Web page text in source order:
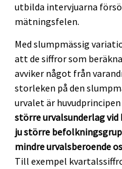
utbilda intervjuarna
mätningsfelen.
Med slumpmässig
att de siffror som
avviker något från
storleken på den
urvalet är
större urvalsunderlag vid
ju större
mindre urvalsberoende
Till exempel